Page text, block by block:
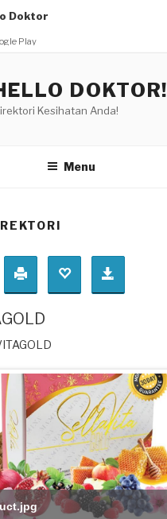
DOKTOR!
Kesihatan Anda!
Menu
Doktor
Play